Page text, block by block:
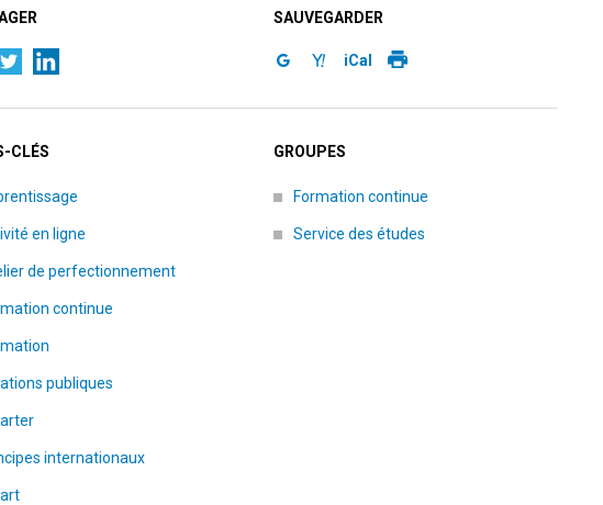
SAUVEGARDER
iCal
CLÉS
en ligne
de perfectionnement
continue
publiques
internationaux
GROUPES
Formation continue
Service des études